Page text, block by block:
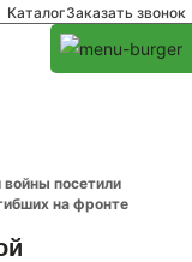
КаталогЗаказать звонок
войны посетили
на фронте